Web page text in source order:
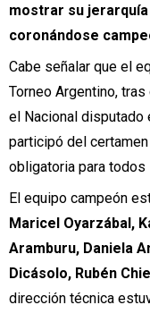
mostrar su
coronándose
Cabe señalar que el
Torneo Argentino,
el Nacional disputado
participó del
obligatoria para
El equipo campeón
Maricel Oyarzábal,
Aramburu, Daniela
Dicásolo, Rubén
dirección técnica